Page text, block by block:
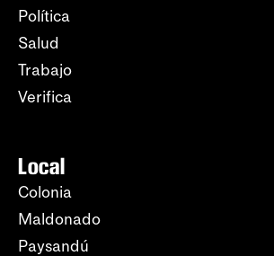
Política
Salud
Trabajo
Verifica
Local
Colonia
Maldonado
Paysandú